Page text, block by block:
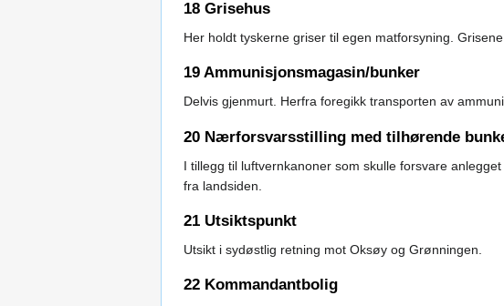
18 Grisehus
Her holdt tyskerne griser til egen matforsyning.
19 Ammunisjonsmagasin/bunker
Delvis gjenmurt. Herfra foregikk transporten av
20 Nærforsvarsstilling med tilhørende
I tillegg til luftvernkanoner som skulle forsvare
fra landsiden.
21 Utsiktspunkt
Utsikt i sydøstlig retning mot Oksøy og Grønningen.
22 Kommandantbolig